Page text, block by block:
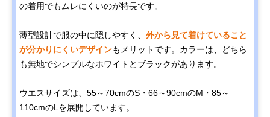
の着用でもムレにくいのが特長です。
薄型設計で服の中に隠しやすく、 外から見て着けていること
が分かりにくいデザインもメリットです。カラーは、どちら
も無地でシンプルなホワイトとブラックがあります。
ウエスサイズは、55～70cmのS・66～90cmのM・85～
110cmのLを展開しています。